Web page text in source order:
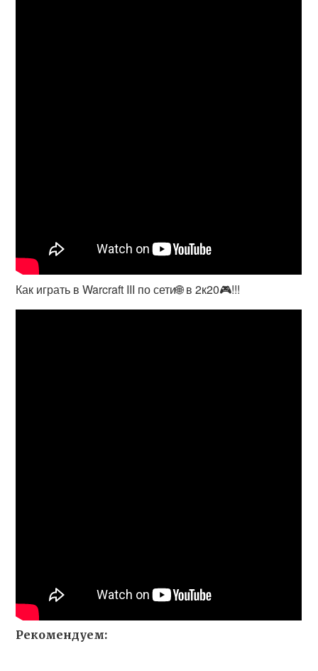
Как играть в Warcraft III по сети🌐 в 2к20🎮!!!
Рекомендуем: